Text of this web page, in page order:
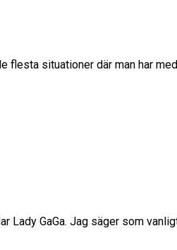
flesta situationer där man har
GaGa. Jag säger som